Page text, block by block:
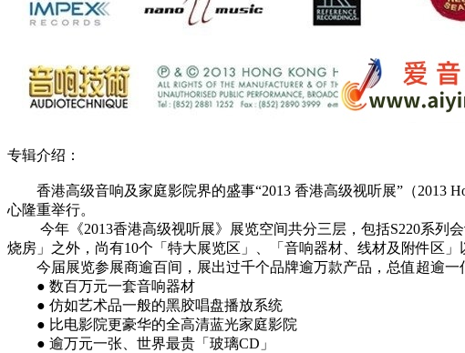
专辑介绍：
香港高级音响及家庭影院界的盛事“2013 香港高级视听展”（2013
心隆重举行。
今年《2013香港高级视听展》展览空间共分三层，包括S220系列会
烧房」之外，尚有10个「特大展览区」、「音响器材、线材及附件区」
今届展览参展商逾百间，展出过千个品牌逾万款产品，总值超逾一
● 数百万元一套音响器材
● 仿如艺术品一般的黑胶唱盘播放系统
● 比电影院更豪华的全高清蓝光家庭影院
● 逾万元一张、世界最贵「玻璃CD」